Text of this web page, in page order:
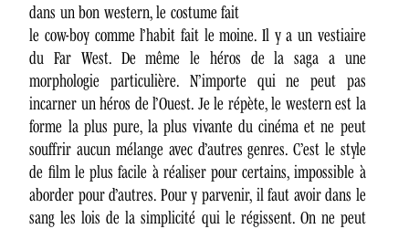
dans un bon western, le costume fait
le cow-boy comme l’habit fait le moine. Il y a un vestiaire
du Far West. De même le héros de la saga a une
morphologie particulière. N’importe qui ne peut pas
incarner un héros de l’Ouest. Je le répète, le western est la
forme la plus pure, la plus vivante du cinéma et ne peut
souffrir aucun mélange avec d’autres genres. C’est le style
de film le plus facile à réaliser pour certains, impossible à
aborder pour d’autres. Pour y parvenir, il faut avoir dans le
sang les lois de la simplicité qui le régissent. On ne peut